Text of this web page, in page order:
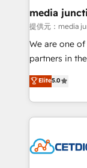
Mexico, USA,
hundred successful
rooted in
training,
inbound
competitive
media
提供元：media
We are one
partners in
design &
companies. We are woman-owned, powered by
coffee, and we ❤️ dogs. We
Impact Award
Elite5.0